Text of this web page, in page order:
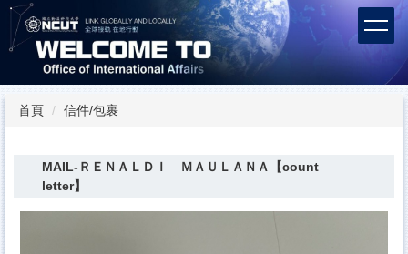
跳
到
主
內
容首頁 信件/包裹
MAIL-ＲＥＮＡＬＤＩ ＭＡＵＬＡＮＡ【count
letter】